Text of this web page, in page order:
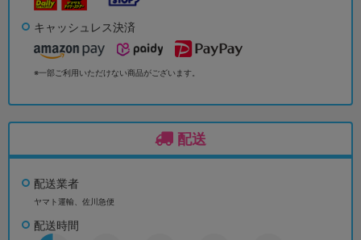
キャッシュレス決済
※一部ご利用いただけない商品がございます。
配送
配送業者
ヤマト運輸、佐川急便
配送時間